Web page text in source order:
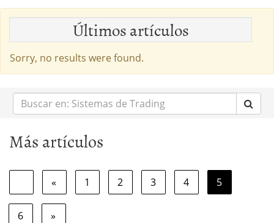
Últimos artículos
Sorry, no results were found.
Buscar
en:
Más artículos
« 1 2 3 4 5
6 »